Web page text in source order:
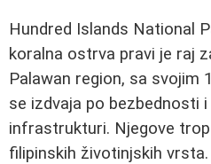
Hundred Islands National
koralna ostrva pravi je raj
Palawan region, sa svojim
se izdvaja po bezbednosti
infrastrukturi. Njegove
filipinskih životinjskih vrsta.